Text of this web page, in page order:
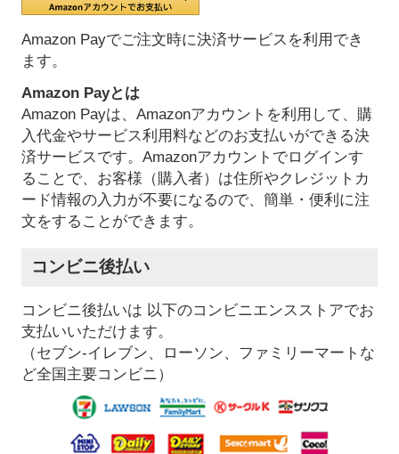
Amazon Payでご注文時に決済サービスを利用でき
ます。
Amazon Payとは
Amazon Payは、Amazonアカウントを利用して、購
入代金やサービス利用料などのお支払いができる決
済サービスです。Amazonアカウントでログインす
ることで、お客様（購入者）は住所やクレジットカ
ード情報の入力が不要になるので、簡単・便利に注
文をすることができます。
コンビニ後払い
コンビニ後払いは 以下のコンビニエンスストアでお
支払いいただけます。
（セブン-イレブン、ローソン、ファミリーマートな
ど全国主要コンビニ）